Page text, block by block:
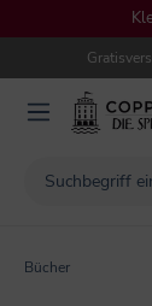
Bücher